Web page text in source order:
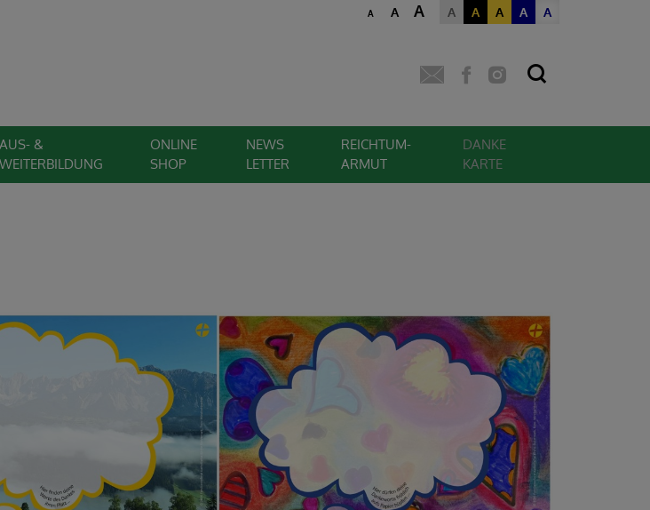
A A A A A A A A
AUS- &
WEITERBILDUNG
ONLINE
SHOP
NEWS
LETTER
REICHTUM-
ARMUT
DANKE
KARTE